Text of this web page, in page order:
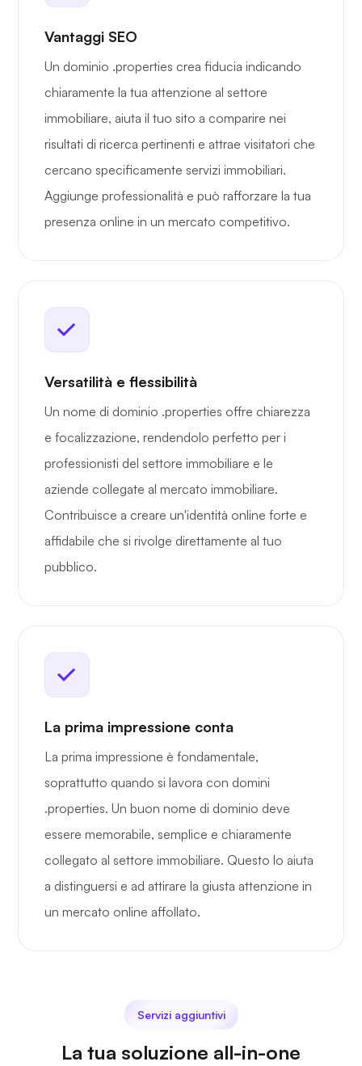
Vantaggi SEO
Un dominio .properties crea fiducia indicando
chiaramente la tua attenzione al settore
immobiliare, aiuta il tuo sito a comparire nei
risultati di ricerca pertinenti e attrae visitatori che
cercano specificamente servizi immobiliari.
Aggiunge professionalità e può rafforzare la tua
presenza online in un mercato competitivo.
Versatilità e flessibilità
Un nome di dominio .properties offre chiarezza
e focalizzazione, rendendolo perfetto per i
professionisti del settore immobiliare e le
aziende collegate al mercato immobiliare.
Contribuisce a creare un'identità online forte e
affidabile che si rivolge direttamente al tuo
pubblico.
La prima impressione conta
La prima impressione è fondamentale,
soprattutto quando si lavora con domini
.properties. Un buon nome di dominio deve
essere memorabile, semplice e chiaramente
collegato al settore immobiliare. Questo lo aiuta
a distinguersi e ad attirare la giusta attenzione in
un mercato online affollato.
Servizi aggiuntivi
La tua soluzione all-in-one